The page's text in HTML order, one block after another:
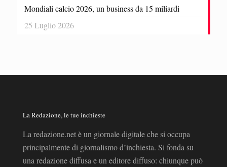
Mondiali calcio 2026, un business da 15 miliardi
25 Luglio 2026
La Redazione, le tue inchieste
La redazione.net è un giornale digitale che si occupa
principalmente di giornalismo d’inchiesta. Si fonda su
una redazione diffusa e un editore diffuso: chiunque può